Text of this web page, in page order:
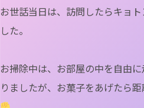
お世話当日は、訪問したらキョ
した。
お掃除中は、お部屋の中を自由
りましたが、お菓子をあげたら